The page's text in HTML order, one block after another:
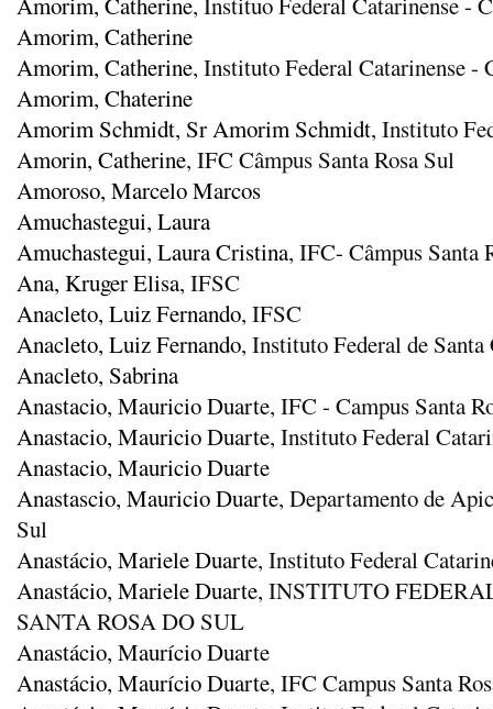
Amorim, Catherine
Amorim, Catherine, Instituto Federal Catarinense -
Amorim, Chaterine
Amorim Schmidt, Sr Amorim Schmidt, Instituto
Amorin, Catherine, IFC Câmpus Santa Rosa Sul
Amoroso, Marcelo Marcos
Amuchastegui, Laura
Amuchastegui, Laura Cristina, IFC- Câmpus Santa
Ana, Kruger Elisa, IFSC
Anacleto, Luiz Fernando, IFSC
Anacleto, Luiz Fernando, Instituto Federal de
Anacleto, Sabrina
Anastacio, Mauricio Duarte, IFC - Campus Santa
Anastacio, Mauricio Duarte, Instituto Federal
Anastacio, Mauricio Duarte
Anastascio, Mauricio Duarte, Departamento de
Sul
Anastácio, Mariele Duarte, Instituto Federal
Anastácio, Mariele Duarte, INSTITUTO
SANTA ROSA DO SUL
Anastácio, Maurício Duarte
Anastácio, Maurício Duarte, IFC Campus Santa